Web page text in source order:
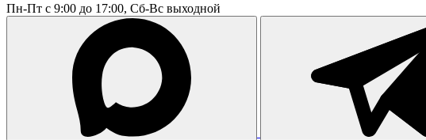
Пн-Пт с 9:00 до 17:00, Сб-Вс выходной